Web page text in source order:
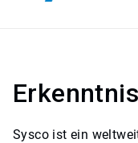
Sysco ist ein